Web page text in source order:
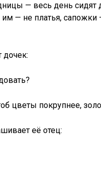
— весь день сидят
— не платья,
дочек:
цветы покрупнее,
её отец: